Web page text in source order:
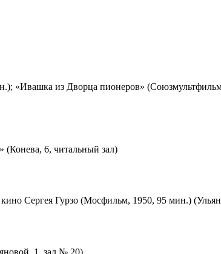
«Ивашка из Дворца пионеров»
(Конева, 6, читальный зал)
Сергея Гурзо (Мосфильм, 1950, 95 мин.)
1, зал № 20)